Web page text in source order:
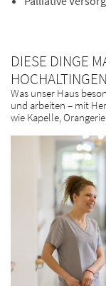
DIESE DINGE
Was unser Haus
und arbeiten – mit
wie Kapelle,